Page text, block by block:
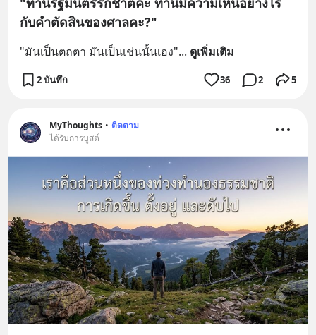
กับคำตัดสินของศาลคะ?"
"มันเป็นตถตา มันเป็นเช่นนั้นเอง"... ดูเพิ่มเติม
2 บันทึก 36 2 5
MyThoughts • ติดตาม
ได้รับการบูสต์